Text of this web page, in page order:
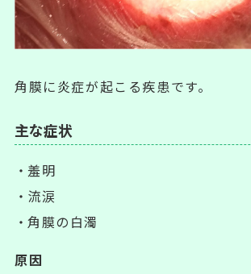
角膜に炎症が起こる疾患です。
主な症状
羞明
流涙
角膜の白濁
原因